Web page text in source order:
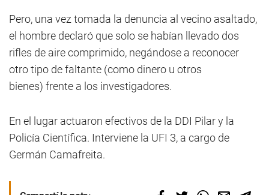
Pero, una vez tomada la denuncia al vecino asaltado,
el hombre declaró que solo se habían llevado dos
rifles de aire comprimido, negándose a reconocer
otro tipo de faltante (como dinero u otros
bienes) frente a los investigadores.
En el lugar actuaron efectivos de la DDI Pilar y la
Policía Científica. Interviene la UFI 3, a cargo de
Germán Camafreita.